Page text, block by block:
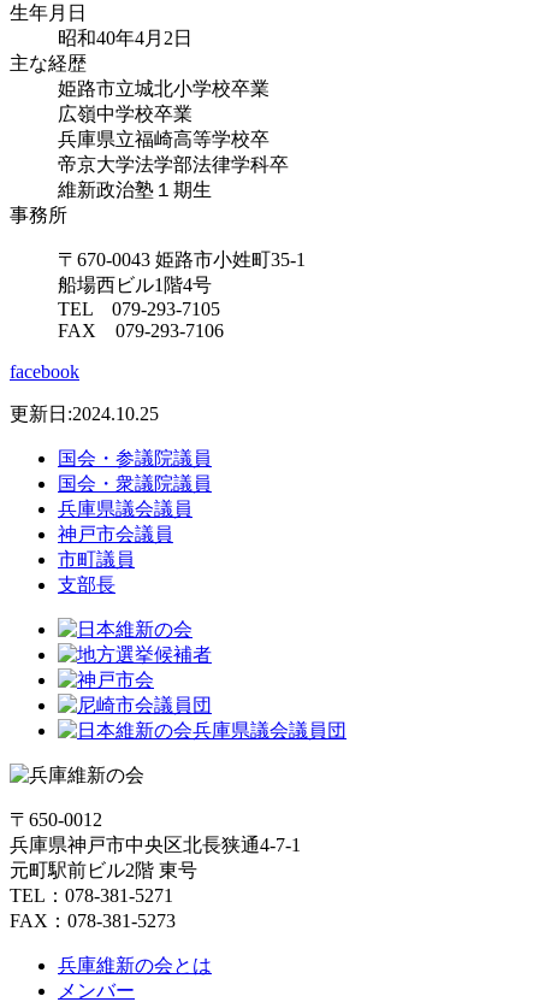
生年月日
昭和40年4月2日
主な経歴
姫路市立城北小学校卒業
広嶺中学校卒業
兵庫県立福崎高等学校卒
帝京大学法学部法律学科卒
維新政治塾１期生
事務所
〒670-0043 姫路市小姓町35-1
船場西ビル1階4号
TEL 079-293-7105
FAX 079-293-7106
facebook
更新日:2024.10.25
国会・参議院議員
国会・衆議院議員
兵庫県議会議員
神戸市会議員
市町議員
支部長
〒650-0012
兵庫県神戸市中央区北長狭通4-7-1
元町駅前ビル2階 東号
TEL：078-381-5271
FAX：078-381-5273
兵庫維新の会とは
メンバー